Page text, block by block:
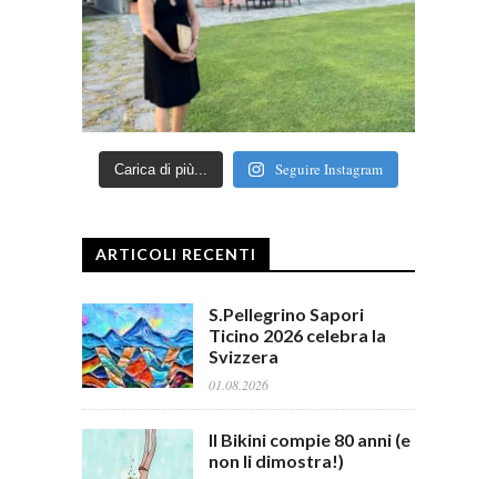
Carica di più... Seguire Instagram
ARTICOLI RECENTI
S.Pellegrino Sapori
Ticino 2026 celebra la
Svizzera
01.08.2026
Il Bikini compie 80 anni (e
non li dimostra!)